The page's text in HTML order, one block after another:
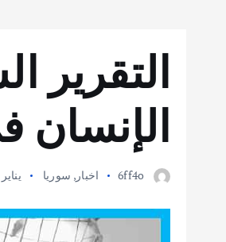
التقرير
الإنسان
6ff4o اخبار , سوريا يناير 16,